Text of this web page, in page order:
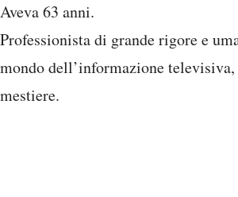
Aveva 63 anni.
Professionista di grande rigore e
mondo dell’informazione
mestiere.